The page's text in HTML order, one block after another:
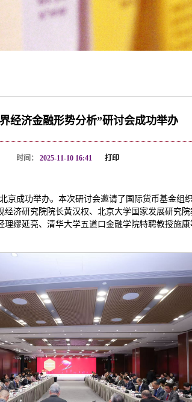
经济金融形势分析”研讨会成功举办
时间： 2025-11-10 16:41 打印
京成功举办。本次研讨会邀请了国际货币基金组
济研究院院长黄汉权、北京大学国家发展研究
缪延亮、清华大学五道口金融学院特聘教授施